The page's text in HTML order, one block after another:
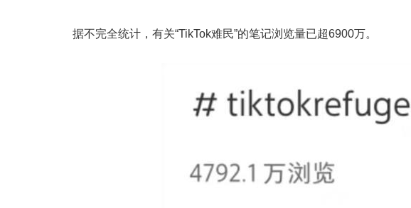
据不完全统计，有关“TikTok难民”的笔记浏览量已超6900万。